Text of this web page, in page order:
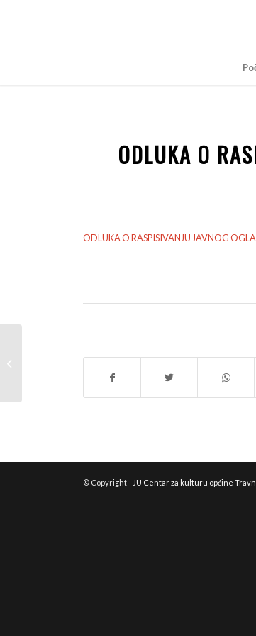
ODLUKA O
ODLUKA O RASPISIVANJU JAVNOG
© Copyright - JU Centar za kulturu općine
organizovanja umjetničkih –...